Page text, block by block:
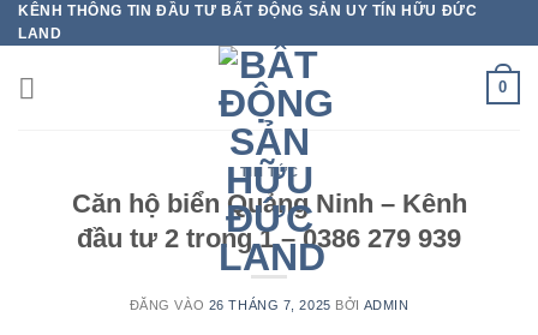
Bỏ
qua
nội
dung
KÊNH THÔNG TIN ĐẦU TƯ BẤT ĐỘNG SẢN UY TÍN HỮU ĐỨC
LAND
0
TIN TỨC
Căn hộ biển Quảng Ninh – Kênh
đầu tư 2 trong 1 – 0386 279 939
ĐĂNG VÀO 26 THÁNG 7, 2025 BỞI ADMIN